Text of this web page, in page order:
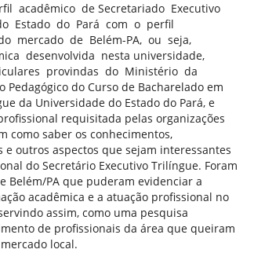
acadêmico de Secretariado Executivo
Estado do Pará com o perfil
mercado de Belém-PA, ou seja,
desenvolvida nesta universidade,
provindas do Ministério da
do Curso de Bacharelado em
da Universidade do Estado do Pará, e
requisitada pelas organizações
como saber os conhecimentos,
outros aspectos que sejam interessantes
do Secretário Executivo Trilíngue. Foram
Belém/PA que puderam evidenciar a
acadêmica e a atuação profissional no
assim, como uma pesquisa
de profissionais da área que queiram
local.